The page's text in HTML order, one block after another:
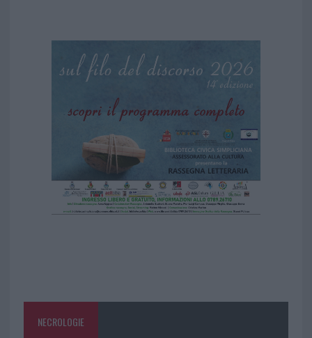
NECROLOGIE